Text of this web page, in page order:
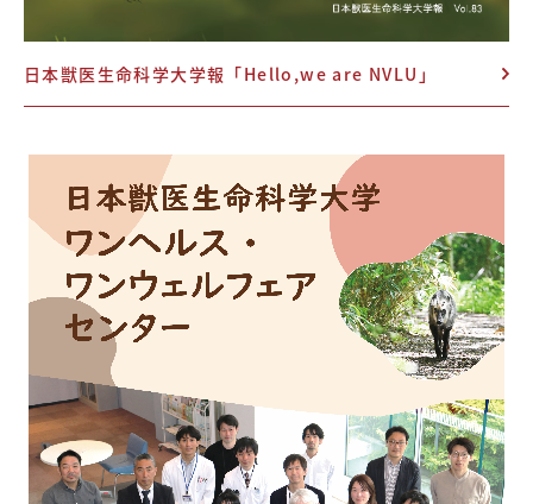
日本獣医生命科学大学報「Hello,we are NVLU」